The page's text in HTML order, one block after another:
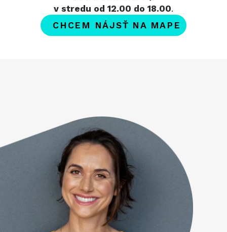
v stredu od 12.00 do 18.00.
CHCEM NÁJSŤ NA MAPE